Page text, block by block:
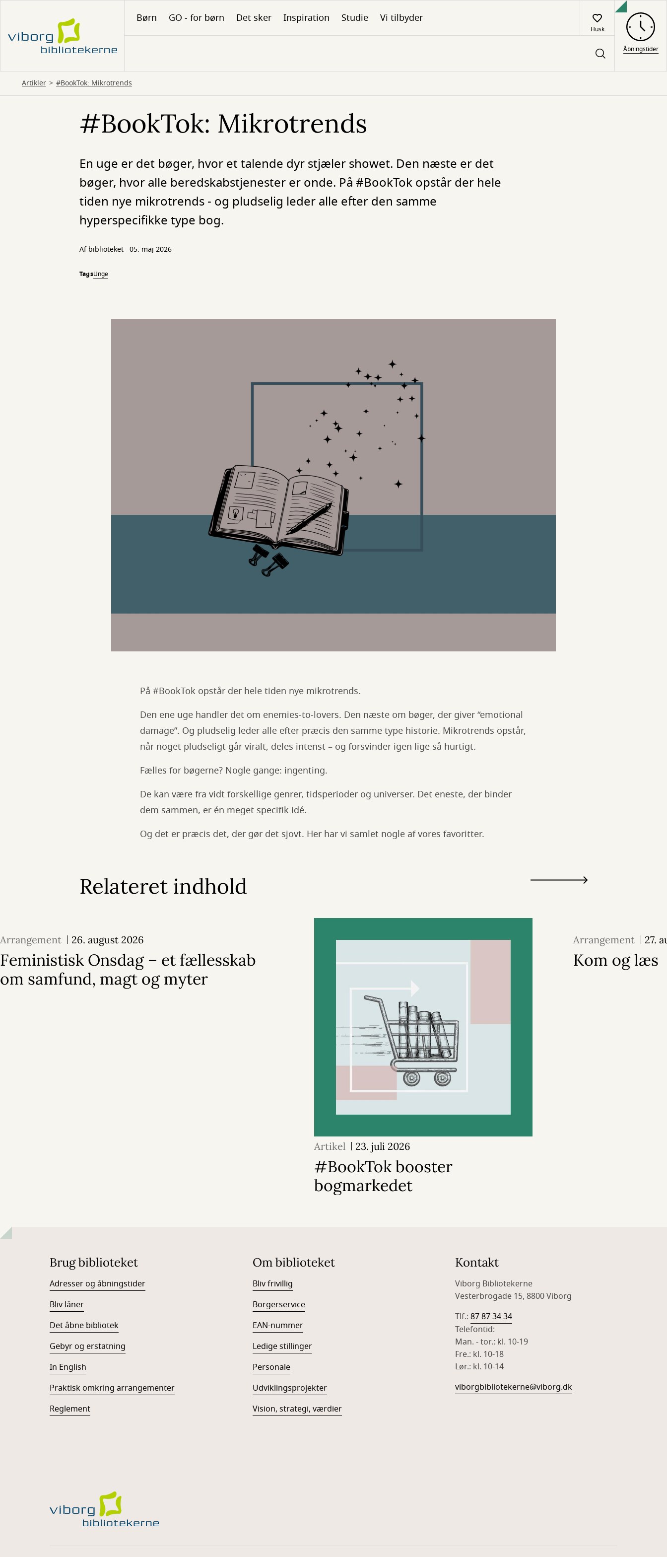
Børn GO - for børn Det sker Inspiration Studie Vi tilbyder
Husk
Åbningstider
Artikler #BookTok: Mikrotrends
#BookTok: Mikrotrends
En uge er det bøger, hvor et talende dyr stjæler showet. Den næste er det
bøger, hvor alle beredskabstjenester er onde. På #BookTok opstår der hele
tiden nye mikrotrends - og pludselig leder alle efter den samme
hyperspecifikke type bog.
Af biblioteket 05. maj 2026
TagsUnge
På #BookTok opstår der hele tiden nye mikrotrends.
Den ene uge handler det om enemies-to-lovers. Den næste om bøger, der giver “emotional
damage”. Og pludselig leder alle efter præcis den samme type historie. Mikrotrends opstår,
når noget pludseligt går viralt, deles intenst – og forsvinder igen lige så hurtigt.
Fælles for bøgerne? Nogle gange: ingenting.
De kan være fra vidt forskellige genrer, tidsperioder og universer. Det eneste, der binder
dem sammen, er én meget specifik idé.
Og det er præcis det, der gør det sjovt. Her har vi samlet nogle af vores favoritter.
Relateret indhold
Arrangement 26. august 2026
Feministisk Onsdag – et fællesskab
om samfund, magt og myter
Artikel 23. juli 2026
#BookTok booster
bogmarkedet
Arrangement 27.
Kom og læs
Brug biblioteket
Adresser og åbningstider
Bliv låner
Det åbne bibliotek
Gebyr og erstatning
In English
Praktisk omkring arrangementer
Reglement
Om biblioteket
Bliv frivillig
Borgerservice
EAN-nummer
Ledige stillinger
Personale
Udviklingsprojekter
Vision, strategi, værdier
Kontakt
Viborg Bibliotekerne
Vesterbrogade 15, 8800 Viborg
Tlf.:87 87 34 34
Telefontid:
Man. - tor.: kl. 10-19
Fre.: kl. 10-18
Lør.: kl. 10-14
viborgbibliotekerne@viborg.dk